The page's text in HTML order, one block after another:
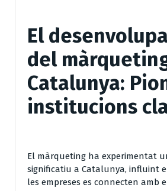
El
del
Catalunya:
institucions
El màrqueting ha experimentat
significatiu a Catalunya, influint
les empreses es connecten amb